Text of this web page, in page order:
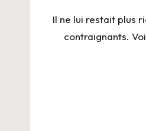
Il ne lui restait plus
contraignants.